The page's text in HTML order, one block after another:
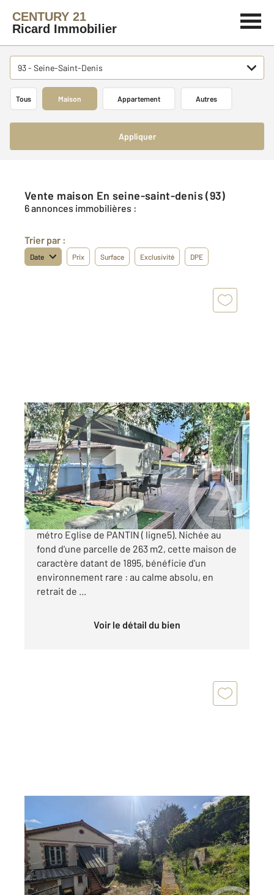
CENTURY 21
Ricard Immobilier
93 - Seine-Saint-Denis
Tous Maison Appartement Autres
Appliquer
Vente maison En seine-saint-denis (93)
6 annonces immobilières :
Trier par :
Date Prix Surface Exclusivité DPE
PANTIN 93
113,41 m2, 6 pièces
Ref : 158685
Maison à vendre
730 000 €
PANTIN : A seulement 7 minutes à pied du
métro Eglise de PANTIN ( ligne5). Nichée au
fond d'une parcelle de 263 m2, cette maison de
caractère datant de 1895, bénéficie d'un
environnement rare : au calme absolu, en
retrait de ...
Voir le détail du bien
104,18 m2, 6 pièces
Ref : 158438
Maison à vendre
323 000 €